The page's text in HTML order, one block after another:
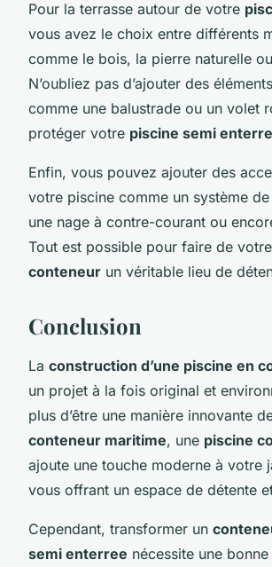
Pour la terrasse autour de votre
vous avez le choix entre différents
comme le bois, la pierre naturelle
N’oubliez pas d’ajouter des
comme une balustrade ou un volet
protéger votre piscine semi
Enfin, vous pouvez ajouter des
votre piscine comme un système
une nage à contre-courant ou
Tout est possible pour faire de votre
conteneur un véritable lieu de
Conclusion
La construction d’une piscine en
un projet à la fois original et
plus d’être une manière innovante
conteneur maritime, une piscine
ajoute une touche moderne à votre
vous offrant un espace de détente
Cependant, transformer un
semi enterree nécessite une